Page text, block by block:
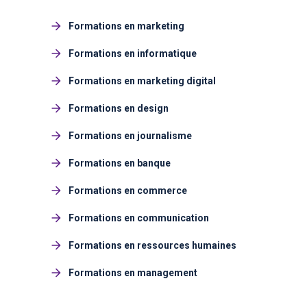
Formations en marketing
Formations en informatique
Formations en marketing digital
Formations en design
Formations en journalisme
Formations en banque
Formations en commerce
Formations en communication
Formations en ressources humaines
Formations en management